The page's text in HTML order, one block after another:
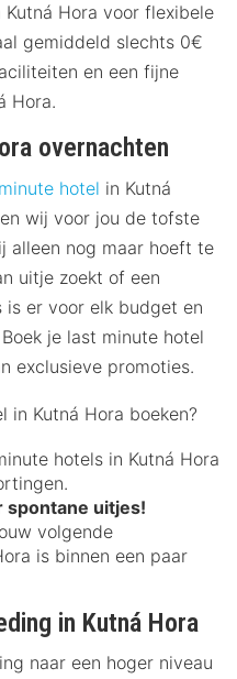
Hora voor flexibele
gemiddeld slechts 0€
en een fijne
Hora.
overnachten
hotel in Kutná
wij voor jou de tofste
alleen nog maar hoeft te
uitje zoekt of een
is er voor elk budget en
je last minute hotel
exclusieve promoties.
in Kutná Hora boeken?
hotels in Kutná Hora
spontane uitjes!
volgende
is binnen een paar
in Kutná Hora
naar een hoger niveau